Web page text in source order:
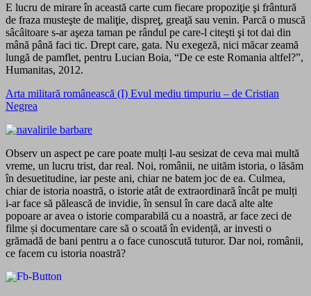
E lucru de mirare în această carte cum fiecare propoziţie şi frântură
de fraza musteşte de maliţie, dispreţ, greaţă sau venin. Parcă o muscă
sâcâitoare s-ar aşeza taman pe rândul pe care-l citeşti şi tot dai din
mână până faci tic. Drept care, gata. Nu exegeză, nici măcar zeamă
lungă de pamflet, pentru Lucian Boia, “De ce este Romania altfel?”,
Humanitas, 2012.
Arta militară românească (I) Evul mediu timpuriu – de Cristian
Negrea
Observ un aspect pe care poate mulți l-au sesizat de ceva mai multă
vreme, un lucru trist, dar real. Noi, românii, ne uităm istoria, o lăsăm
în desuetitudine, iar peste ani, chiar ne batem joc de ea. Culmea,
chiar de istoria noastră, o istorie atât de extraordinară încât pe mulți
i-ar face să pălească de invidie, în sensul în care dacă alte alte
popoare ar avea o istorie comparabilă cu a noastră, ar face zeci de
filme și documentare care să o scoată în evidență, ar investi o
grămadă de bani pentru a o face cunoscută tuturor. Dar noi, românii,
ce facem cu istoria noastră?